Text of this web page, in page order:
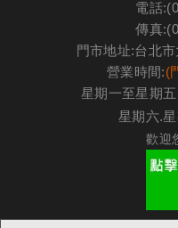
電話
傳真
門市地址:台北
營業時間:(
星期一至星期
星期六.
歡迎